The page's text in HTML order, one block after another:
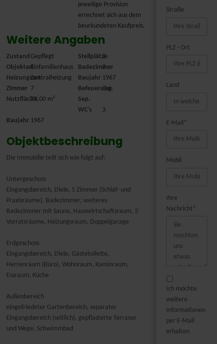
jeweilige Provision
errechnet sich aus dem
beurkundeten Kaufpreis.
Weitere Angaben
Zustand Gepflegt Stellplätze
2
ObjektartEinfamilienhaus Badezimmer
2
HeizungsartZentralheizung Baujahr 1967
Zimmer 7 Befeuerung
Gas
Nutzfläche70,00 m²
Sep.
WC's
3
Baujahr 1967
Objektbeschreibung
Die Immobilie teilt sich wie folgt auf:
Untergeschoss
Eingangsbereich, Diele, 5 Zimmer (Schlaf- und
Praxisräume), Badezimmer, weiteres
Badezimmer mit Sauna, Hauswirtschaftsraum, 2
Vorratsräume, Heizungsraum, Doppelgarage
Erdgeschoss
Eingangsbereich, Diele, Gästetoilette,
Herrenraum (Büro), Wohnraum, Kaminraum,
Essraum, Küche
Außenbereich
eingefriedeter Gartenbereich, separater
Eingangsbereich (seitlich), gepflasterte Terrasse
und Wege, Schwimmbad
Straße
PLZ - Ort
Land
E-Mail *
Mobil
Ihre
Nachricht *
Ich möchte
weitere
Informationen
per E-Mail
erhalten